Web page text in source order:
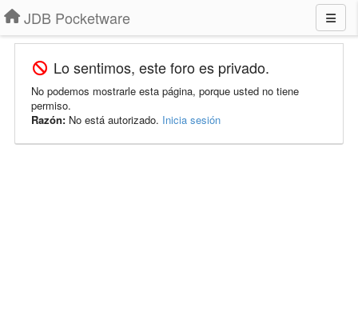
JDB Pocketware
Lo sentimos, este foro es privado.
No podemos mostrarle esta página, porque usted no tiene
permiso.
Razón: No está autorizado. Inicia sesión